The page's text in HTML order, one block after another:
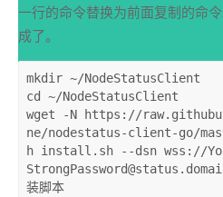
一行的命令替换为前面复制的命
成了。
mkdir ~/NodeStatusClient
cd ~/NodeStatusClient
wget -N https://
ne/nodestatus-client-go/
h install.sh --dsn wss://
StrongPassword@status
装脚本